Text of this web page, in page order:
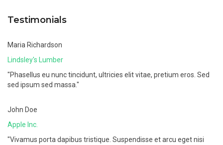
Testimonials
Maria Richardson
Lindsley's Lumber
"Phasellus eu nunc tincidunt, ultricies elit vitae, pretium eros. Sed
sed ipsum sed massa."
John Doe
Apple Inc.
"Vivamus porta dapibus tristique. Suspendisse et arcu eget nisi